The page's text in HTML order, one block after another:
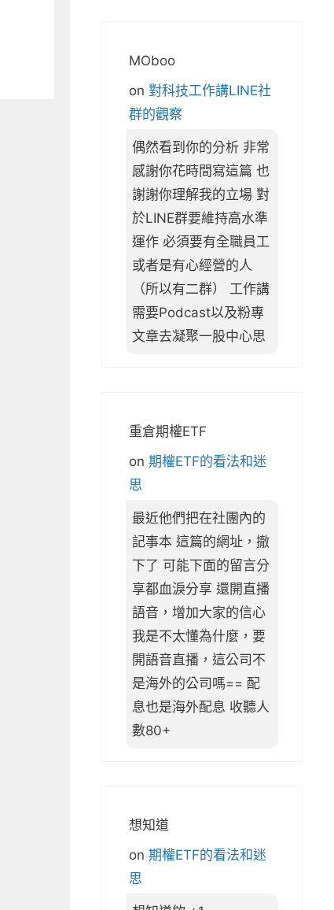
MOboo
on 對科技工作講LINE社
群的觀察
偶然看到你的分析 非常
感謝你花時間寫這篇 也
謝謝你理解我的立場 對
於LINE群要維持高水準
運作 必須要有全職員工
或者是有心經營的人
（所以有二群） 工作講
需要Podcast以及粉專
文章去凝聚一股中心思
重倉期權ETF
on 期權ETF的看法和迷
思
最近他們把在社團內的
記事本 這篇的網址，撤
下了 可能下面的留言分
享都血淚分享 還開直播
語音，增加大家的信心
我是不太懂為什麼，要
開語音直播，這公司不
是海外的公司嗎== 配
息也是海外配息 收聽人
數80+
想知道
on 期權ETF的看法和迷
思